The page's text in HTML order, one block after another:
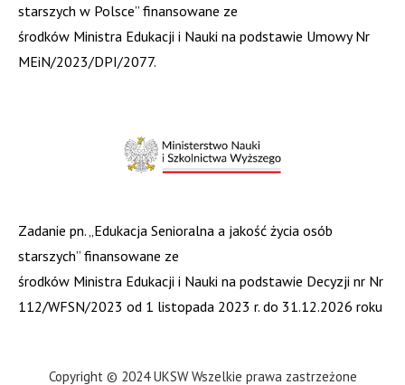
starszych w Polsce” finansowane ze
środków Ministra Edukacji i Nauki na podstawie Umowy Nr
MEiN/2023/DPI/2077.
Zadanie pn. „Edukacja Senioralna a jakość życia osób
starszych” finansowane ze
środków Ministra Edukacji i Nauki na podstawie Decyzji nr Nr
112/WFSN/2023 od 1 listopada 2023 r. do 31.12.2026 roku
Copyright © 2024 UKSW Wszelkie prawa zastrzeżone